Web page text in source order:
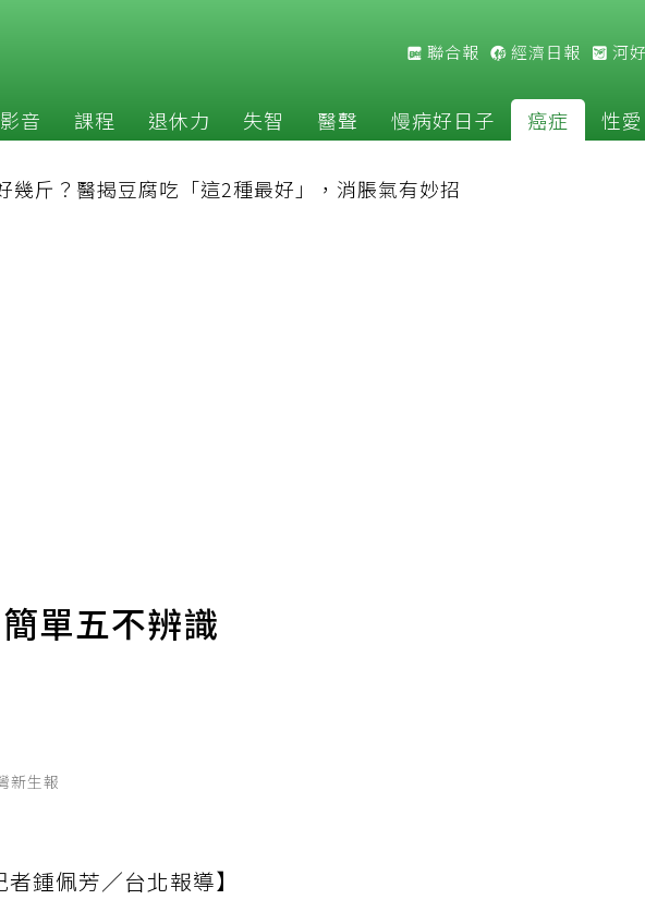
聯合報 經濟日報 河
影音 課程 退休力 失智 醫聲 慢病好日子 癌症 性愛
幾斤？醫揭豆腐吃「這2種最好」，消脹氣有妙招
單五不辨識
新生報
者鍾佩芳／台北報導】